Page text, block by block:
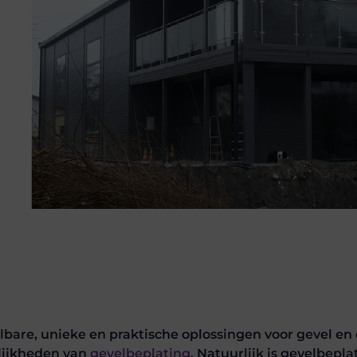
unieke en praktische oplossingen voor gevel en
van gevelbeplating. Natuurlijk is